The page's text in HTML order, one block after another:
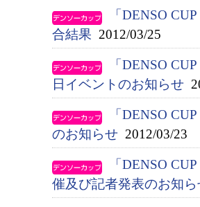
「DENSO
合結果 2012/03/25
「DENSO
日イベントのお知らせ
「DENSO
のお知らせ 2012/03/23
「DENSO
催及び記者発表のお知ら